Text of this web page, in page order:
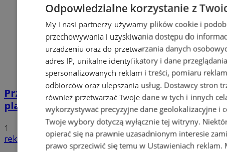
Przyszłość Wodzisławia Śląskiego:
planowane inwestycje na 2025 rok
1
reklama
Odpowiedzialne korzystanie z
My i nasi partnerzy używamy plików cookie i
przechowywania i uzyskiwania dostępu do
urządzeniu oraz do przetwarzania danych
adres IP, unikalne identyfikatory i dane
spersonalizowanych reklam i treści, pomiaru
odbiorców oraz ulepszania usług. Dostawcy stron
również przetwarzać Twoje dane w tych i innych
wykorzystywać precyzyjne dane geolokalizacyjne i
Twoje wybory dotyczą wyłącznie tej witryny.
opierać się na prawnie uzasadnionym interesie
prawo sprzeciwić się temu w Ustawieniach reklam.